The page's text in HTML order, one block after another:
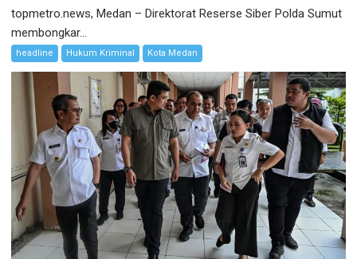
topmetro.news, Medan – Direktorat Reserse Siber Polda Sumut
membongkar...
headline Hukum Kriminal Kota Medan